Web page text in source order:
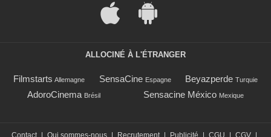
ALLOCINÉ À L'ÉTRANGER
Filmstarts Allemagne SensaCine Espagne Beyazperde Turquie
AdoroCinema Brésil Sensacine México Mexique